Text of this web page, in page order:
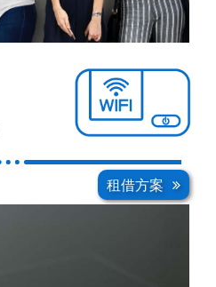
租借方案